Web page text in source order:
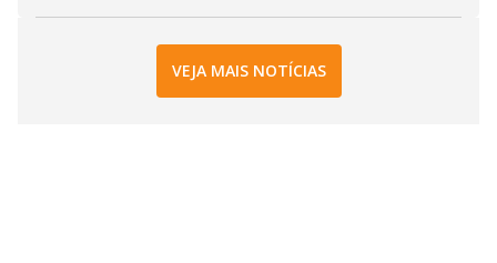
VEJA MAIS NOTÍCIAS